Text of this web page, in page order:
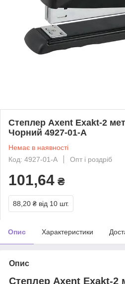
Степлер Axent Exakt-2
Чорний 4927-01-A
Немає в наявності
Код: 4927-01-A
Опт і роздріб
101,64 ₴
88,20 ₴ від 10 шт.
Опис Характеристики
Опис
Степлер Axent Exakt-2